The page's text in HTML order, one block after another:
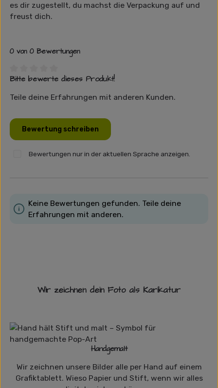
es dir zugestellt, du machst die Verpackung auf und
freust dich.
0 von 0 Bewertungen
Durchschnittliche Bewertung von 0 von 5 Sternen
Bitte bewerte dieses Produkt!
Teile deine Erfahrungen mit anderen Kunden.
Bewertung schreiben
Bewertungen nur in der aktuellen Sprache anzeigen.
Keine Bewertungen gefunden. Teile deine
Erfahrungen mit anderen.
Wir zeichnen dein Foto als Karikatur
Handgemalt
Wir zeichnen unsere Bilder alle per Hand auf einem
Grafiktablett. Wieso Papier und Stift, wenn wir alles